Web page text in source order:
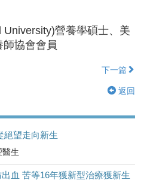
營養學碩士、美
師協會會員
下一篇
返回
絕望走向新生
醫生
血 苦等16年獲新型治療獲新生